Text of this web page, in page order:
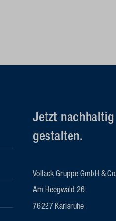
Jetzt
gestalten.
Vollack Gruppe GmbH &
Am Heegwald 26
76227 Karlsruhe